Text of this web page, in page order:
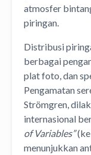
atmosfer
piringan.
Distribusi
berbagai
plat foto, dan
Pengamatan
Strömgren,
internasional
of Variables”
menunjukkan